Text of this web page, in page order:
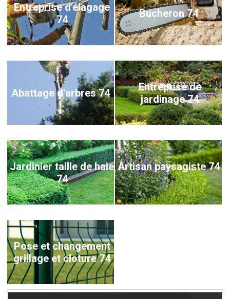
Entreprise d'élagage
74
Bucheron 74
Abattage d'arbres 74
Entreprise de
jardinage 74
Jardinier taille de haie
74
Artisan paysagiste 74
Pose et changement
grillage et cloture 74